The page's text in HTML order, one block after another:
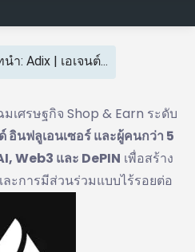
ำ: Adix | เอเจนต์...
เศรษฐกิจ Shop & Earn ระดับ
อินฟลูเอนเซอร์ และผู้คนกว่า 5
Web3 และ DePIN เพื่อสร้าง
ะการมีส่วนร่วมแบบไร้รอยต่อ